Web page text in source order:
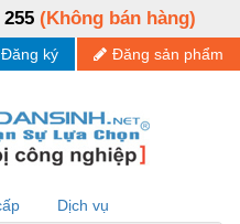
255 (Không bán hàng)
Đăng sản phẩm
Đăng ký
Dịch vụ